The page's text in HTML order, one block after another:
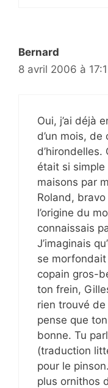
Bernard
8 avril 2006 à
Oui, j’ai déjà
d’un mois,
d’hirondelles.
était si
maisons par
Roland,
l’origine du
connaissais
J’imaginais
se
copain gros-
ton frein,
rien trouvé
pense que
bonne. Tu
(traduction
pour le
plus ornithos